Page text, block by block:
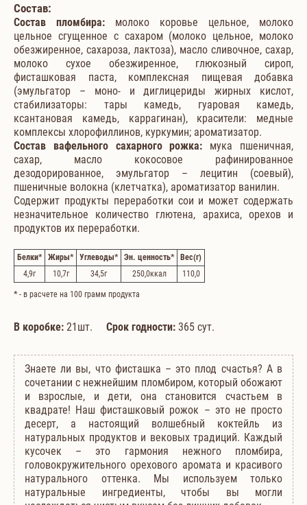
Состав:
Состав пломбира: молоко коровье цельное, молоко
цельное сгущенное с сахаром (молоко цельное, молоко
обезжиренное, сахароза, лактоза), масло сливочное, сахар,
молоко сухое обезжиренное, глюкозный сироп,
фисташковая паста, комплексная пищевая добавка
(эмульгатор – моно- и диглицериды жирных кислот,
стабилизаторы: тары камедь, гуаровая камедь,
ксантановая камедь, каррагинан), красители: медные
комплексы хлорофиллинов, куркумин; ароматизатор.
Состав вафельного сахарного рожка: мука пшеничная,
сахар, масло кокосовое рафинированное
дезодорированное, эмульгатор – лецитин (соевый),
пшеничные волокна (клетчатка), ароматизатор ванилин.
Содержит продукты переработки сои и может содержать
незначительное количество глютена, арахиса, орехов и
продуктов их переработки.
Белки* Жиры* Углеводы* Эн. ценность* Вес(г)
4,9г 10,7г 34,5г 250,0ккал 110,0
*- в расчете на 100 грамм продукта
В коробке: 21шт. Срок годности: 365 сут.
Знаете ли вы, что фисташка – это плод счастья? А в
сочетании с нежнейшим пломбиром, который обожают
и взрослые, и дети, она становится счастьем в
квадрате! Наш фисташковый рожок – это не просто
десерт, а настоящий волшебный коктейль из
натуральных продуктов и вековых традиций. Каждый
кусочек – это гармония нежного пломбира,
головокружительного орехового аромата и красивого
натурального оттенка. Мы используем только
натуральные ингредиенты, чтобы вы могли